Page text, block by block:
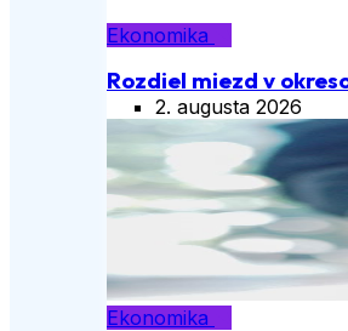
Ekonomika
Rozdiel miezd v
2. augusta 2026
Ekonomika